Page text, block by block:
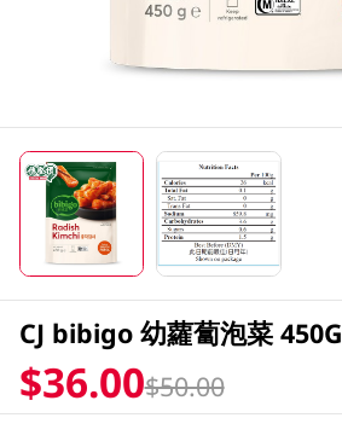
CJ bibigo 幼蘿蔔泡菜 450G
$36.00$50.00